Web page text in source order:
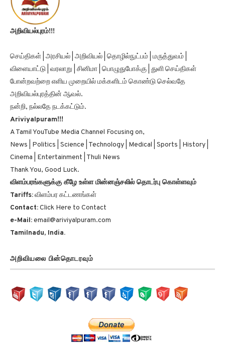
அறிவியல்புரம்!!!
செய்திகள் | அரசியல் | அறிவியல் | தொழில்நுட்பம் | மருத்துவம் |
விளையாட்டு | வரலாறு | சினிமா | பொழுதுபோக்கு | துளி செய்திகள்
போன்றவற்றை எளிய முறையில் மக்களிடம் கொண்டு செல்வதே
அறிவியல்புரத்தின் ஆவல்.
நன்றி, நல்லதே நடக்கட்டும்.
Ariviyalpuram!!!
A Tamil YouTube Media Channel Focusing on,
News | Politics | Science | Technology | Medical | Sports | History |
Cinema | Entertainment | Thuli News
Thank You, Good Luck.
விளம்பரங்களுக்கு கீழே உள்ள மின்னஞ்சலில் தொடர்பு கொள்ளவும்
Tariffs:விளம்பர கட்டணங்கள்
Contact:Click Here to Contact
e-Mail:email@ariviyalpuram.com
Tamilnadu, India.
அறிவியலை பின்தொடரவும்